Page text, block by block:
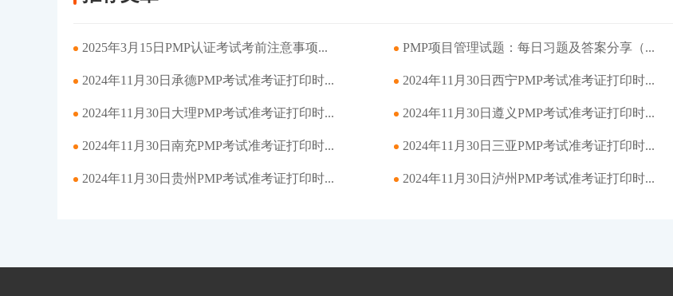
2025年3月15日PMP认证考试考前注意事项... PMP项目管理试题：每日习题及答案分享（...
2024年11月30日承德PMP考试准考证打印时... 2024年11月30日西宁PMP考试准考证打印时...
2024年11月30日大理PMP考试准考证打印时... 2024年11月30日遵义PMP考试准考证打印时...
2024年11月30日南充PMP考试准考证打印时... 2024年11月30日三亚PMP考试准考证打印时...
2024年11月30日贵州PMP考试准考证打印时... 2024年11月30日泸州PMP考试准考证打印时...